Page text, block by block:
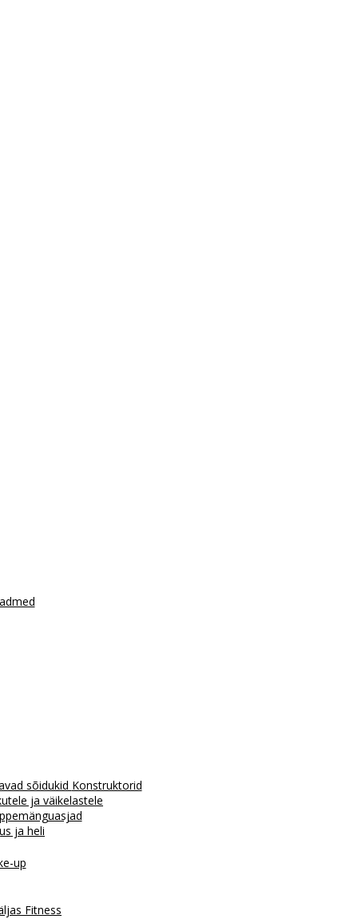
sõidukid Konstruktorid
ja väikelastele
ja heli
up
Fitness